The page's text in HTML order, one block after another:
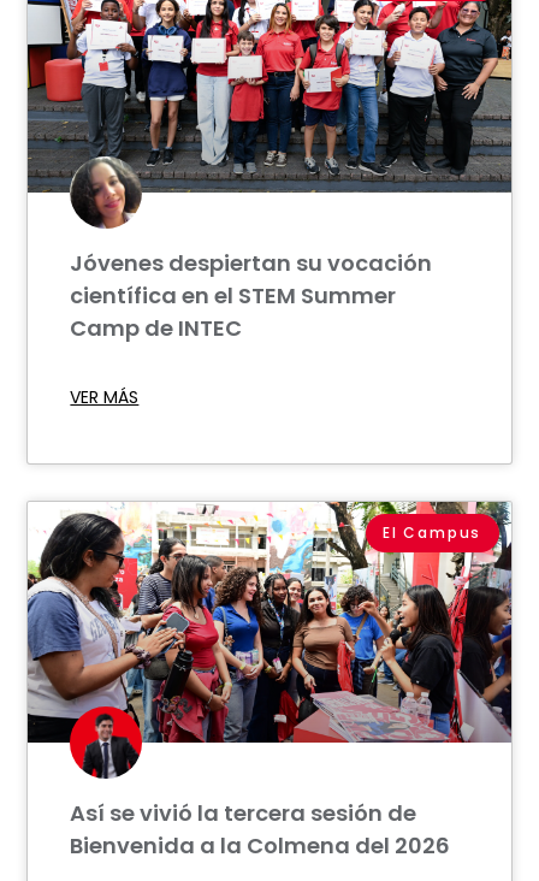
Jóvenes despiertan su vocación
científica en el STEM Summer
Camp de INTEC
VER MÁS
El Campus
Así se vivió la tercera sesión de
Bienvenida a la Colmena del 2026